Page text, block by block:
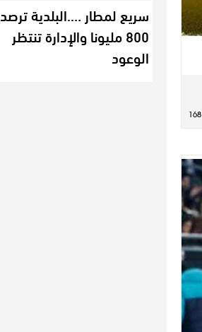
168
سريع لمطار ….البلدية ترصد
800 مليونا والإدارة تنتظر
الوعود